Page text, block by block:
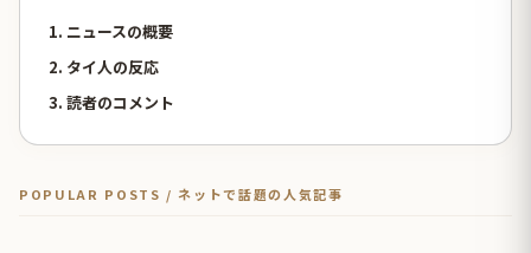
1. ニュースの概要
2. タイ人の反応
3. 読者のコメント
POPULAR POSTS / ネットで話題の人気記事